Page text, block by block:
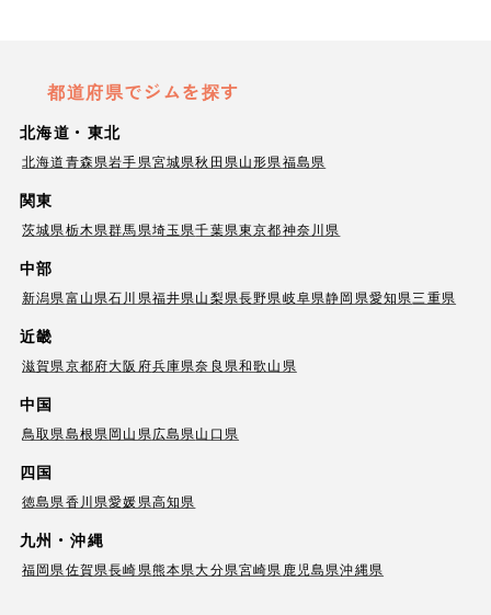
都道府県でジムを探す
北海道・東北
北海道青森県岩手県宮城県秋田県山形県福島県
関東
茨城県栃木県群馬県埼玉県千葉県東京都神奈川県
中部
新潟県富山県石川県福井県山梨県長野県岐阜県静岡県愛知県三重県
近畿
滋賀県京都府大阪府兵庫県奈良県和歌山県
中国
鳥取県島根県岡山県広島県山口県
四国
徳島県香川県愛媛県高知県
九州・沖縄
福岡県佐賀県長崎県熊本県大分県宮崎県 鹿児島県沖縄県